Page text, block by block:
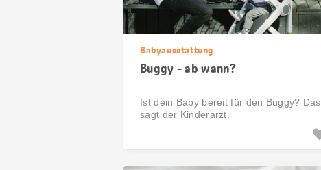
Babyausstattung
Buggy - ab wann?
Ist dein Baby bereit für den Buggy? Das
sagt der Kinderarzt.